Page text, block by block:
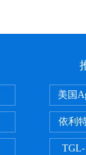
美国
依利
TGL-